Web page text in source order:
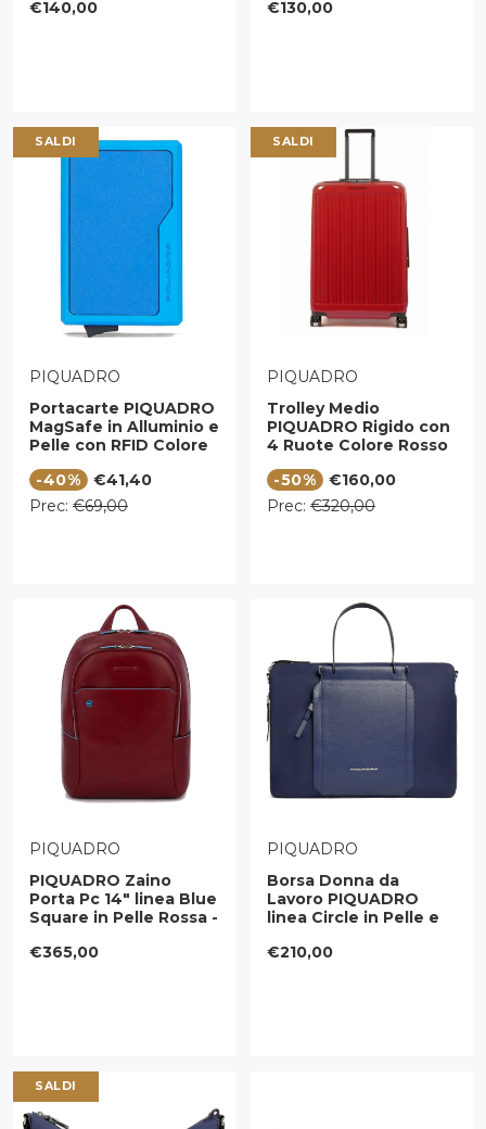
Grande -
Prezzo regolare
€140,00
BD6657W92T
Prezzo regolare
€130,00
SALDI
VENDITORE:
PIQUADRO
Portacarte PIQUADRO
MagSafe in Alluminio e
Pelle con RFID Colore
-40%
Prezzo di vendita
€41,40
Prezzo regolare
Prec: €69,00
SALDI
VENDITORE:
PIQUADRO
Trolley Medio
PIQUADRO Rigido con
4 Ruote Colore Rosso
-50%
Prezzo di vendita
€160,00
Prezzo regolare
Prec: €320,00
VENDITORE:
PIQUADRO
PIQUADRO Zaino
Porta Pc 14" linea Blue
Square in Pelle Rossa -
Prezzo regolare
€365,00
VENDITORE:
PIQUADRO
Borsa Donna da
Lavoro PIQUADRO
linea Circle in Pelle e
CA4021W92T
Prezzo regolare
€210,00
SALDI